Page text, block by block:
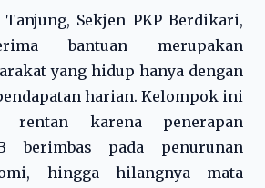
Sekjen PKP Berdikari,
bantuan merupakan
yang hidup hanya dengan
harian. Kelompok ini
karena penerapan
berimbas pada penurunan
hingga hilangnya mata